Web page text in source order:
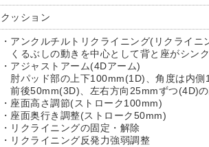
クッション
・アンクルチルトリクライニング(リクライニ
くるぶしの動きを中心として背と座がシンク
・アジャストアーム(4Dアーム)
肘パッド部の上下100mm(1D)、角度は内側
前後50mm(3D)、左右方向25mmずつ(4D)の
・座面高さ調節(ストローク100mm)
・座面奥行き調整(ストローク50mm)
・リクライニングの固定・解除
・リクライニング反発力強弱調整